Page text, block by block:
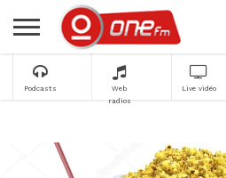
Podcasts
Web
radios
Live vidéo